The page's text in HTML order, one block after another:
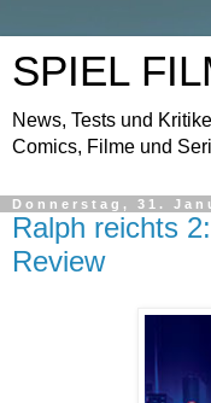
SPIEL
News, Tests und
Comics, Filme und
Donnerstag, 31.
Ralph reichts
Review